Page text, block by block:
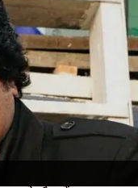
शर्मा गंभीर
ने उठाये
किया गया है।
के दौरान
लिया था।
लेकिन जब वह